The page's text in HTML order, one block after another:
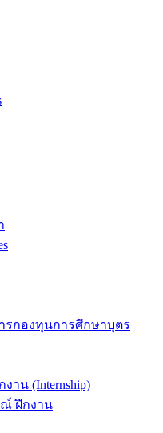
รกองทุนการศึกษาบุตร
าน (Internship)
ฝึกงาน